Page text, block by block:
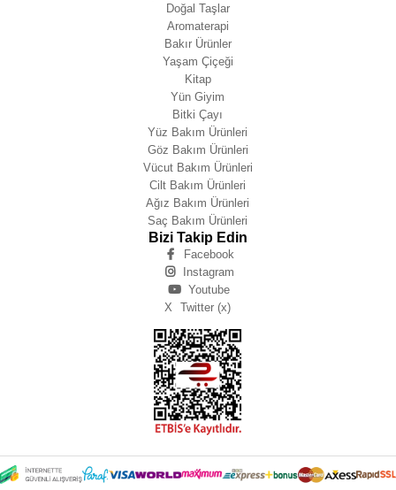
Doğal Taşlar
Aromaterapi
Bakır Ürünler
Yaşam Çiçeği
Kitap
Yün Giyim
Bitki Çayı
Yüz Bakım Ürünleri
Göz Bakım Ürünleri
Vücut Bakım Ürünleri
Cilt Bakım Ürünleri
Ağız Bakım Ürünleri
Saç Bakım Ürünleri
Bizi Takip Edin
Facebook
Instagram
Youtube
X
Twitter (x)